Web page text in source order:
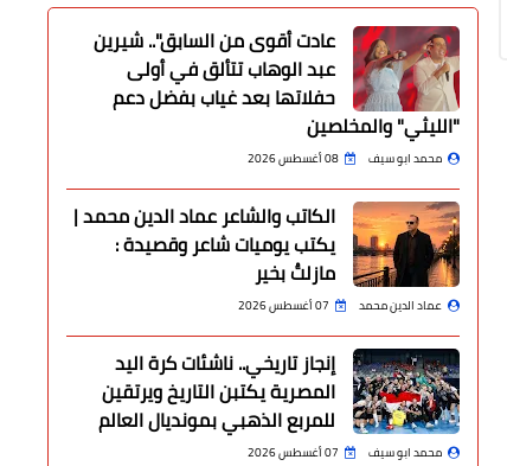
عادت أقوى من السابق".. شيرين
عبد الوهاب تتألق في أولى
حفلاتها بعد غياب بفضل دعم
"الليثي" والمخلصين
محمد ابو سيف 08 أغسطس 2026
الكاتب والشاعر عماد الدين محمد |
يكتب يوميات شاعر وقصيدة :
مازلتُ بخير
عماد الدين محمد 07 أغسطس 2026
إنجاز تاريخي.. ناشئات كرة اليد
المصرية يكتبن التاريخ ويرتقين
للمربع الذهبي بمونديال العالم
محمد ابو سيف 07 أغسطس 2026